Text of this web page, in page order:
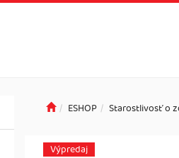
ESHOP Starostlivosť o
Výpredaj